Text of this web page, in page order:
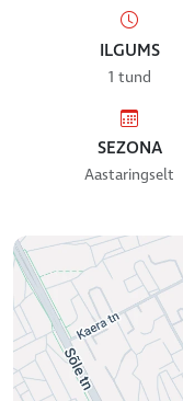
ILGUMS
1 tund
SEZONA
Aastaringselt